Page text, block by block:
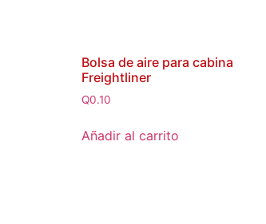
Bolsa de aire para cabina
Freightliner
Q0.10
Añadir al carrito